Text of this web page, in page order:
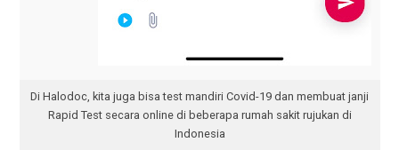
Di Halodoc, kita juga bisa test mandiri Covid-19 dan membuat janji
Rapid Test secara online di beberapa rumah sakit rujukan di
Indonesia